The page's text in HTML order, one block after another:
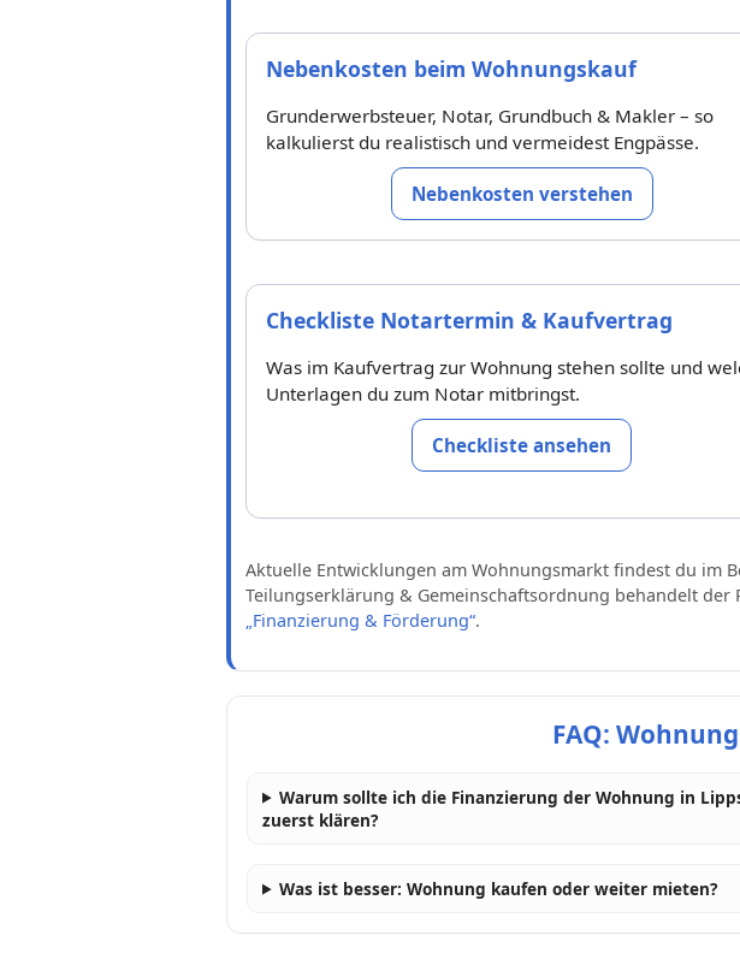
Nebenkosten beim Wohnungskauf
Grunderwerbsteuer, Notar, Grundbuch & Makler – so
kalkulierst du realistisch und vermeidest Engpässe.
Nebenkosten verstehen
Checkliste Notartermin & Kaufvertrag
Was im Kaufvertrag zur Wohnung stehen sollte und
Unterlagen du zum Notar mitbringst.
Checkliste ansehen
Aktuelle Entwicklungen am Wohnungsmarkt findest du im
Teilungserklärung & Gemeinschaftsordnung behandelt der
„Finanzierung & Förderung“.
FAQ:
Warum sollte ich die Finanzierung der Wohnung in
zuerst klären?
Was ist besser: Wohnung kaufen oder weiter mieten?